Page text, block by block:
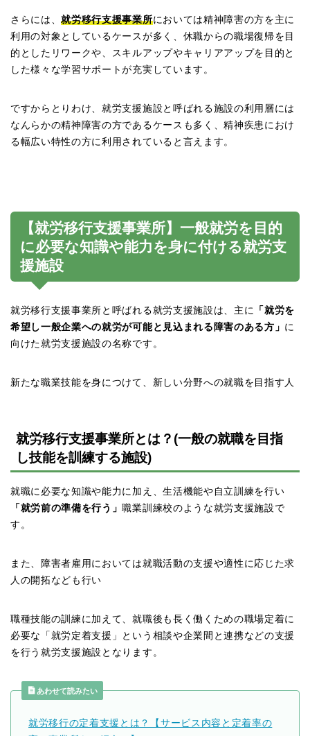
さらには、就労移行支援事業所においては精神障害の方を主に
利用の対象としているケースが多く、休職からの職場復帰を目
的としたリワークや、スキルアップやキャリアアップを目的と
した様々な学習サポートが充実しています。
ですからとりわけ、就労支援施設と呼ばれる施設の利用層には
なんらかの精神障害の方であるケースも多く、精神疾患におけ
る幅広い特性の方に利用されていると言えます。
【就労移行支援事業所】一般就労を目的
に必要な知識や能力を身に付ける就労支
援施設
就労移行支援事業所と呼ばれる就労支援施設は、主に 「就労を
希望し一般企業への就労が可能と見込まれる障害のある方」 に
向けた就労支援施設の名称です。
新たな職業技能を身につけて、新しい分野への就職を目指す人
就労移行支援事業所とは？(一般の就職を目指
し技能を訓練する施設)
就職に必要な知識や能力に加え、生活機能や自立訓練を行い
「就労前の準備を行う」職業訓練校のような就労支援施設で
す。
また、障害者雇用においては就職活動の支援や適性に応じた求
人の開拓なども行い
職種技能の訓練に加えて、就職後も長く働くための職場定着に
必要な「就労定着支援」という相談や企業間と連携などの支援
を行う就労支援施設となります。
あわせて読みたい
就労移行の定着支援とは？【サービス内容と定着率の